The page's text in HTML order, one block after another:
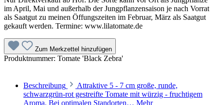
im April, Mai und außerhalb der Jungpflanzensaison je nach Vorrat
als Saatgut zu meinen Öffungszeiten im Februar, März als Saatgut
gekauft werden. Termine: www.lilatomate.de
Zum Merkzettel hinzufügen
Produktnummer: Tomate 'Black Zebra'
Beschreibung
Attraktive 5 - 7 cm große, runde,
schwarzgrün-rot gestreifte Tomate mit würzig - fruchtigem
Aroma. Bei optimalen Standorten… Mehr